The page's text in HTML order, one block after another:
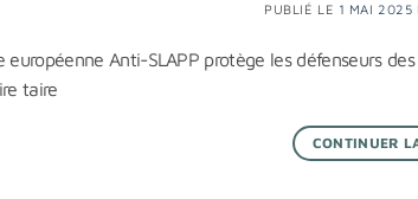
PUBLIÉ LE 1 MAI 2025
européenne Anti-SLAPP protège les défenseurs
taire
CONTINUER